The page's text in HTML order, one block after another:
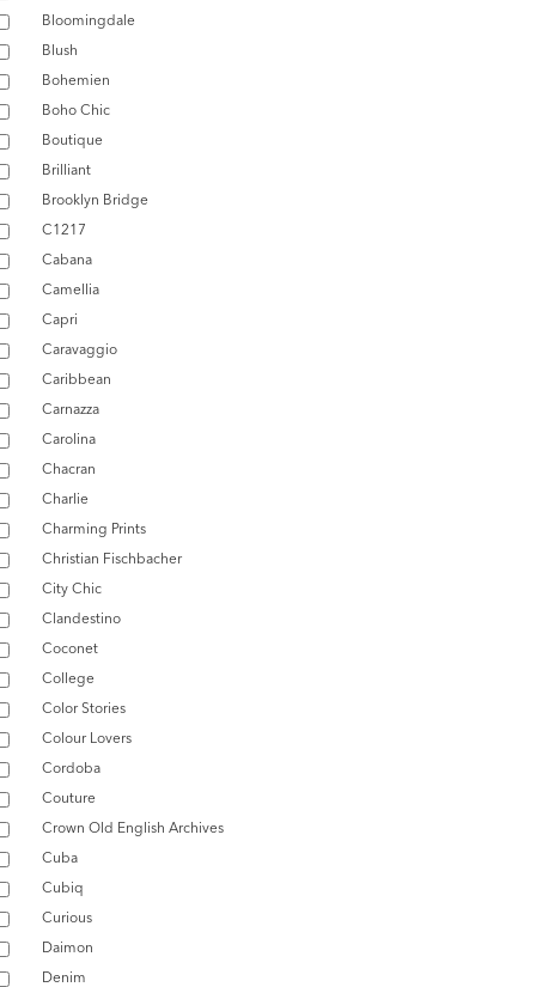
Bloomingdale
Blush
Bohemien
Boho Chic
Boutique
Brilliant
Brooklyn Bridge
C1217
Cabana
Camellia
Capri
Caravaggio
Caribbean
Carnazza
Carolina
Chacran
Charlie
Charming Prints
Christian Fischbacher
City Chic
Clandestino
Coconet
College
Color Stories
Colour Lovers
Cordoba
Couture
Crown Old English Archives
Cuba
Cubiq
Curious
Daimon
Denim